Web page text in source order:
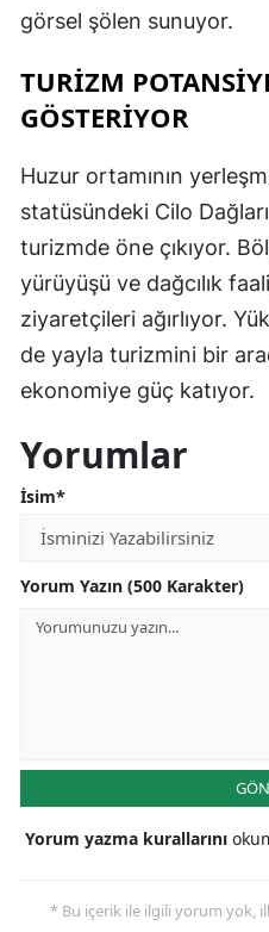
görsel şölen sunuyor.
TURİZM
GÖSTERİYOR
Huzur ortamının
statüsündeki Cilo
turizmde öne çıkıyor.
yürüyüşü ve dağcılık
ziyaretçileri ağırlıyor.
de yayla turizmini bir
ekonomiye güç katıyor.
Yorumlar
İsim*
Yorum Yazın (500 Karakter)
Yorum yazma kurallarını
* Bu içerik ile ilgili yorum yok,